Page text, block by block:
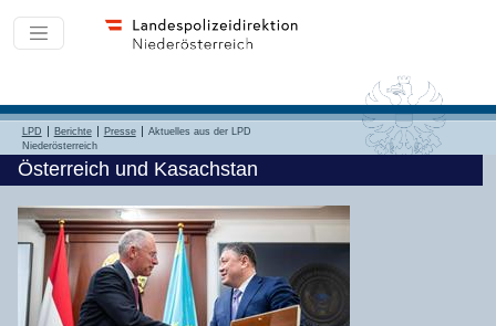
LPD Berichte Presse
Aktuelles aus der LPD
Niederösterreich
Österreich und Kasachstan